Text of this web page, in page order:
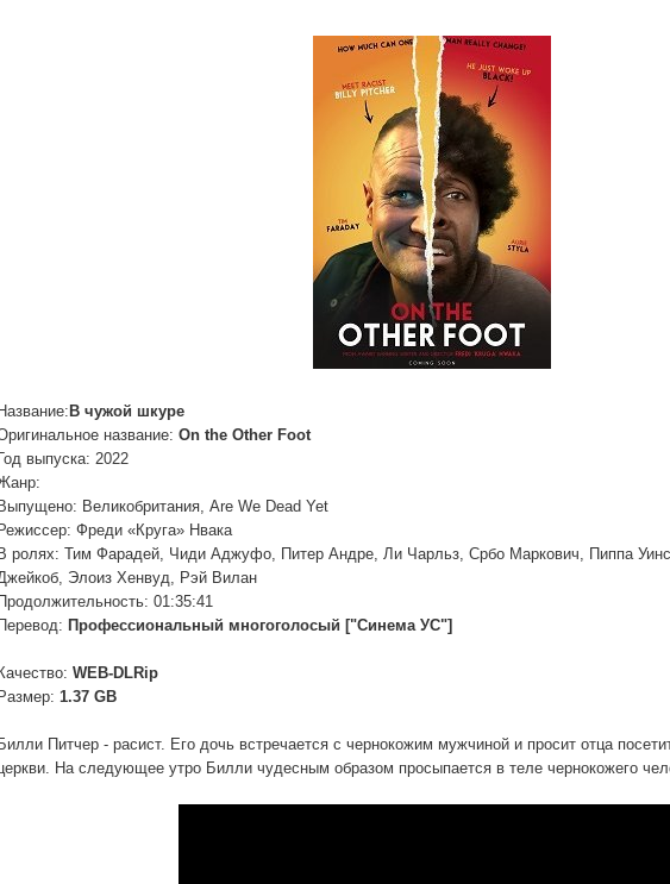
В чужой шкуре
название: On the Other Foot
выпуска: 2022
Великобритания, Are We Dead Yet
Фреди «Круга» Нвака
ролях: Тим Фарадей, Чиди Аджуфо, Питер Андре, Ли Чарльз, Србо Маркович, Пиппа
Элоиз Хенвуд, Рэй Вилан
01:35:41
Профессиональный многоголосый ["Синема УС"]
WEB-DLRip
1.37 GB
Питчер - расист. Его дочь встречается с чернокожим мужчиной и просит отца
На следующее утро Билли чудесным образом просыпается в теле чернокожего